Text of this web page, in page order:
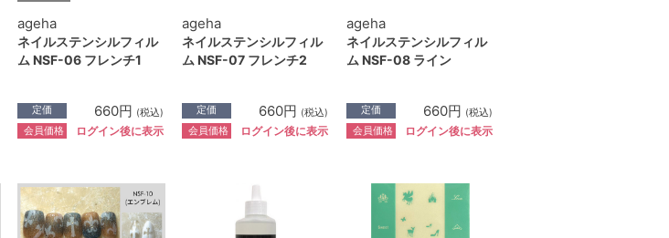
ageha
ネイルステンシルフィル
ム NSF-06 フレンチ1
定価 660円 (税込)
会員価格 ログイン後に表示
ageha
ネイルステンシルフィル
ム NSF-07 フレンチ2
定価 660円 (税込)
会員価格 ログイン後に表示
ageha
ネイルステンシルフィル
ム NSF-08 ライン
定価 660円 (税込)
会員価格 ログイン後に表示